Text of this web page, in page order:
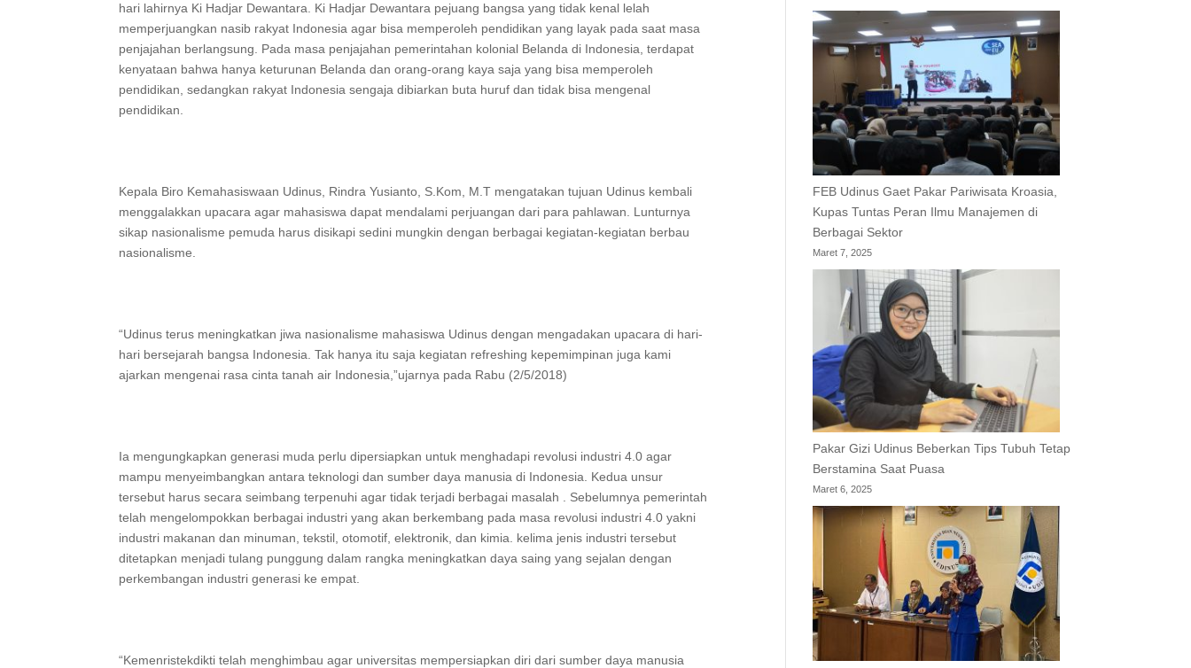
hari lahirnya Ki Hadjar Dewantara. Ki Hadjar Dewantara pejuang bangsa yang tidak kenal lelah
memperjuangkan nasib rakyat Indonesia agar bisa memperoleh pendidikan yang layak pada saat masa
penjajahan berlangsung. Pada masa penjajahan pemerintahan kolonial Belanda di Indonesia, terdapat
kenyataan bahwa hanya keturunan Belanda dan orang-orang kaya saja yang bisa memperoleh
pendidikan, sedangkan rakyat Indonesia sengaja dibiarkan buta huruf dan tidak bisa mengenal
pendidikan.
Kepala Biro Kemahasiswaan Udinus, Rindra Yusianto, S.Kom, M.T mengatakan tujuan Udinus kembali
menggalakkan upacara agar mahasiswa dapat mendalami perjuangan dari para pahlawan. Lunturnya
sikap nasionalisme pemuda harus disikapi sedini mungkin dengan berbagai kegiatan-kegiatan berbau
nasionalisme.
“Udinus terus meningkatkan jiwa nasionalisme mahasiswa Udinus dengan mengadakan upacara di hari-
hari bersejarah bangsa Indonesia. Tak hanya itu saja kegiatan refreshing kepemimpinan juga kami
ajarkan mengenai rasa cinta tanah air Indonesia,”ujarnya pada Rabu (2/5/2018)
Ia mengungkapkan generasi muda perlu dipersiapkan untuk menghadapi revolusi industri 4.0 agar
mampu menyeimbangkan antara teknologi dan sumber daya manusia di Indonesia. Kedua unsur
tersebut harus secara seimbang terpenuhi agar tidak terjadi berbagai masalah . Sebelumnya pemerintah
telah mengelompokkan berbagai industri yang akan berkembang pada masa revolusi industri 4.0 yakni
industri makanan dan minuman, tekstil, otomotif, elektronik, dan kimia. kelima jenis industri tersebut
ditetapkan menjadi tulang punggung dalam rangka meningkatkan daya saing yang sejalan dengan
perkembangan industri generasi ke empat.
“Kemenristekdikti telah menghimbau agar universitas mempersiapkan diri dari sumber daya manusia
FEB Udinus Gaet Pakar Pariwisata Kroasia,
Kupas Tuntas Peran Ilmu Manajemen di
Berbagai Sektor
Maret 7, 2025
Pakar Gizi Udinus Beberkan Tips Tubuh Tetap
Berstamina Saat Puasa
Maret 6, 2025